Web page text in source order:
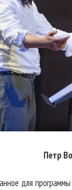
Петр
для